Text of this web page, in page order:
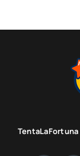
TentaLaFortuna